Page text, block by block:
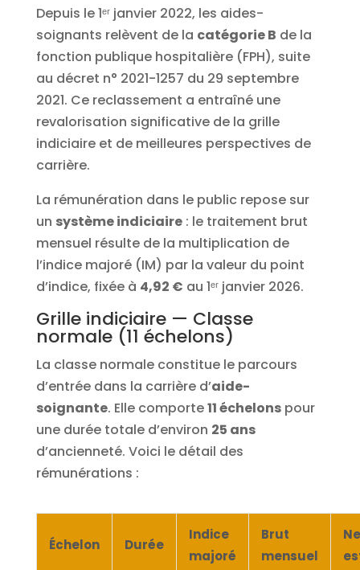
Depuis le 1ᵉʳ janvier 2022, les aides-
soignants relèvent de la catégorie B de la
fonction publique hospitalière (FPH), suite
au décret n° 2021-1257 du 29 septembre
2021. Ce reclassement a entraîné une
revalorisation significative de la grille
indiciaire et de meilleures perspectives de
carrière.
La rémunération dans le public repose sur
un système indiciaire: le traitement brut
mensuel résulte de la multiplication de
l’indice majoré (IM) par la valeur du point
d’indice, fixée à 4,92 € au 1ᵉʳ janvier 2026.
Grille indiciaire — Classe
normale (11 échelons)
La classe normale constitue le parcours
d’entrée dans la carrière d’aide-
soignante. Elle comporte11 échelonspour
une durée totale d’environ 25 ans
d’ancienneté. Voici le détail des
rémunérations :
Échelon Durée
Indice
majoré
Brut
mensuel